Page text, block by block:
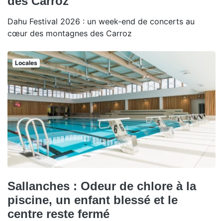
Dahu Festival 2026 : un week-end de concerts au
cœur des montagnes des Carroz
Locales
Sallanches : Odeur de chlore à la
piscine, un enfant blessé et le
centre reste fermé